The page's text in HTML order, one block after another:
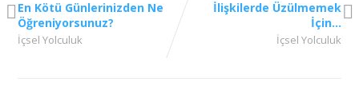
En Kötü Günlerinizden Ne
Öğreniyorsunuz?
İçsel Yolculuk
İlişkilerde Üzülmemek
İçin…
İçsel Yolculuk